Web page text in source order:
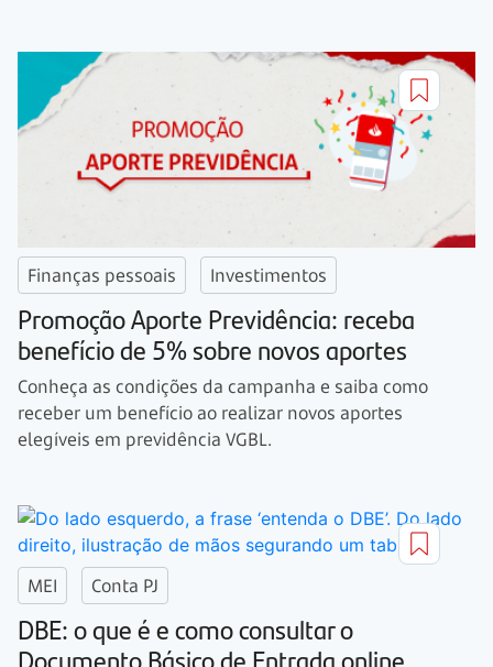
Finanças pessoais Investimentos
Promoção Aporte Previdência: receba
benefício de 5% sobre novos aportes
Conheça as condições da campanha e saiba como
receber um benefício ao realizar novos aportes
elegíveis em previdência VGBL.
MEI Conta PJ
DBE: o que é e como consultar o
Documento Básico de Entrada online